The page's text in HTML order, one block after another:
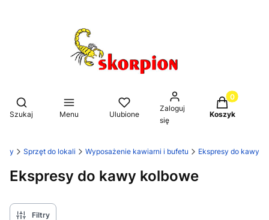
Otwórz wyszukiwarkę
Szukaj Menu Ulubione
Zaloguj
się
Produkty w
Koszyk
Sprzęt do lokali Wyposażenie kawiarni i bufetu Ekspresy do kawy
Ekspresy do kawy kolbowe
Filtry